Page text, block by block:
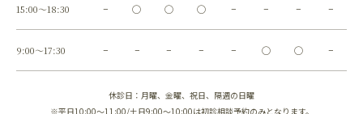
15:00～18:30 − ◯ ◯ ◯ − − − −
9:00～17:30 − − − − − ◯ ◯ −
休診日：月曜、金曜、祝日、隔週の日曜
※平日10:00～11:00/土日9:00～10:00は初診相談予約のみとなります。